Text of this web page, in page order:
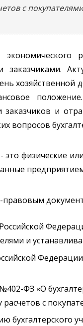
с
заказчиков и
вопросов
это физические
и
ФЗ «О
расчетов с
бухгалтерского